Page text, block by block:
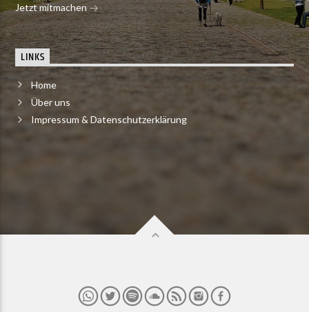
Jetzt mitmachen
LINKS
Home
Über uns
Impressum & Datenschutzerklärung